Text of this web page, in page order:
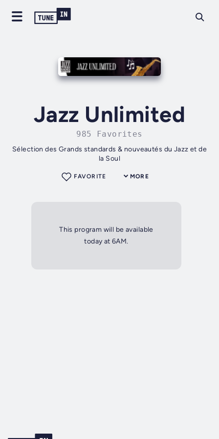
Jazz Unlimited
985 Favorites
Sélection des Grands standards & nouveautés du Jazz et de
la Soul
MORE
FAVORITE
This program will be available
today at 6AM.